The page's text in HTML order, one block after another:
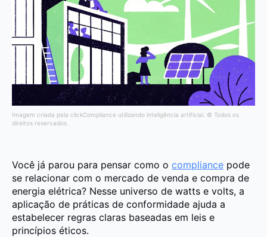
Imagem criada pela clickCompliance utilizando inteligência artificial. © Todos os
direitos reservados.
Você já parou para pensar como o compliance pode
se relacionar com o mercado de venda e compra de
energia elétrica? Nesse universo de watts e volts, a
aplicação de práticas de conformidade ajuda a
estabelecer regras claras baseadas em leis e
princípios éticos.